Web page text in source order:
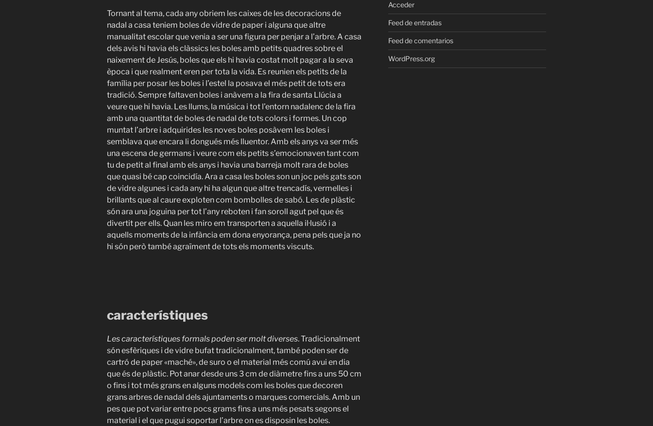
Tornant al tema, cada any obriem les caixes de les decoracions de
nadal a casa teniem boles de vidre de paper i alguna que altre
manualitat escolar que venia a ser una figura per penjar a l’arbre. A casa
dels avis hi havia els clàssics les boles amb petits quadres sobre el
naixement de Jesús, boles que els hi havia costat molt pagar a la seva
època i que realment eren per tota la vida. Es reunien els petits de la
família per posar les boles i l’estel la posava el més petit de tots era
tradició. Sempre faltaven boles i anàvem a la fira de santa Llúcia a
veure que hi havia. Les llums, la música i tot l’entorn nadalenc de la fira
amb una quantitat de boles de nadal de tots colors i formes. Un cop
muntat l’arbre i adquirides les noves boles posàvem les boles i
semblava que encara li dongués més lluentor. Amb els anys va ser més
una escena de germans i veure com els petits s’emocionaven tant com
tu de petit al final amb els anys i havia una barreja molt rara de boles
que quasi bé cap coincidía. Ara a casa les boles son un joc pels gats son
de vidre algunes i cada any hi ha algun que altre trencadís, vermelles i
brillants que al caure exploten com bombolles de sabó. Les de plàstic
són ara una joguina per tot l’any reboten i fan soroll agut pel que és
divertit per ells. Quan les miro em transporten a aquella il·lusió i a
aquells moments de la infància em dona enyorança, pena pels que ja no
hi són però també agraïment de tots els moments viscuts.
característiques
Les característiques formals poden ser molt diverses.Tradicionalment
són esfèriques i de vidre bufat tradicionalment, també poden ser de
cartró de paper «maché», de suro o el material més comú avui en dia
que és de plàstic. Pot anar desde uns 3 cm de diàmetre fins a uns 50 cm
o fins i tot més grans en alguns models com les boles que decoren
grans arbres de nadal dels ajuntaments o marques comercials. Amb un
pes que pot variar entre pocs grams fins a uns més pesats segons el
material i el que pugui soportar l’arbre on es disposin les boles.
Acceder
Feed de entradas
Feed de comentarios
WordPress.org